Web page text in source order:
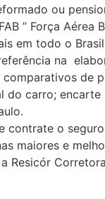
ou
” Força Aérea
em todo o
na
de
do carro;
contrate o
maiores e
Resicór